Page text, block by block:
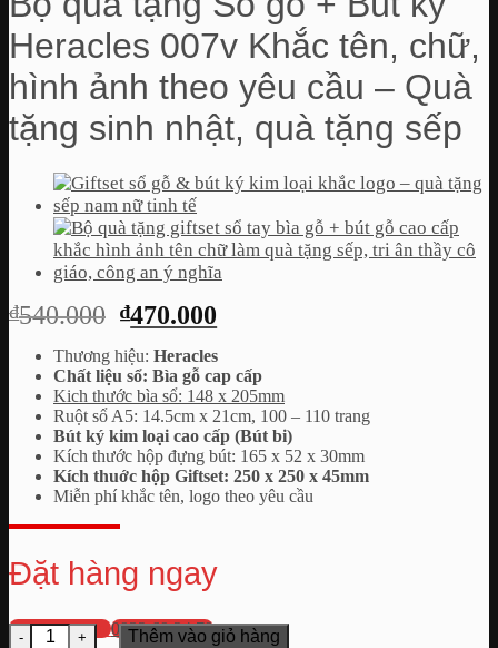
Heracles 007v Khắc tên, chữ,
hình ảnh theo yêu cầu – Quà
tặng sinh nhật, quà tặng sếp
₫540.000 Giá
gốc
là:
₫540.000.
₫470.000
tại
là:
₫470.000.
Thương hiệu: Heracles
Chất liệu sổ: Bìa gỗ cap cấp
Kich thước bìa sổ: 148 x 205mm
Ruột sổ A5: 14.5cm x 21cm, 100 – 110 trang
Bút ký kim loại cao cấp (Bút bi)
Kích thước hộp đựng bút: 165 x 52 x 30mm
Kích thuớc hộp Giftset: 250 x 250 x 45mm
Miễn phí khắc tên, logo theo yêu cầu
Đặt hàng ngay
💬 Nhắn Zalo 0932.69.24.79
Bộ quà tặng Sổ gỗ + Bút ký Heracles 007v Khắc tên, chữ, hình ảnh
Thêm vào giỏ hàng